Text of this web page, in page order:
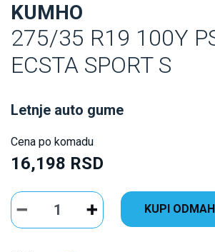
KUMHO
275/35 R19 100Y
ECSTA SPORT S
Letnje auto gume
Cena po komadu
16,198 RSD
KUPI ODMAH